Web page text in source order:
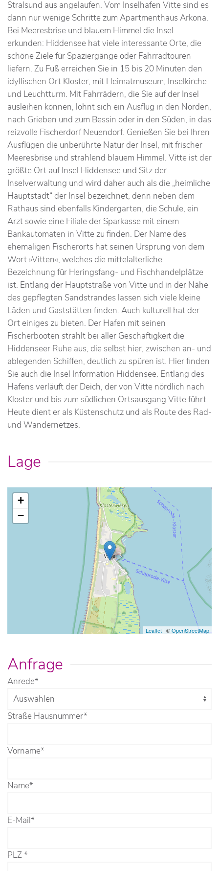
Stralsund aus angelaufen. Vom Inselhafen Vitte sind es
dann nur wenige Schritte zum Apartmenthaus Arkona.
Bei Meeresbrise und blauem Himmel die Insel
erkunden: Hiddensee hat viele interessante Orte, die
schöne Ziele für Spaziergänge oder Fahrradtouren
liefern. Zu Fuß erreichen Sie in 15 bis 20 Minuten den
idyllischen Ort Kloster, mit Heimatmuseum, Inselkirche
und Leuchtturm. Mit Fahrrädern, die Sie auf der Insel
ausleihen können, lohnt sich ein Ausflug in den Norden,
nach Grieben und zum Bessin oder in den Süden, in das
reizvolle Fischerdorf Neuendorf. Genießen Sie bei Ihren
Ausflügen die unberührte Natur der Insel, mit frischer
Meeresbrise und strahlend blauem Himmel. Vitte ist der
größte Ort auf Insel Hiddensee und Sitz der
Inselverwaltung und wird daher auch als die „heimliche
Hauptstadt“ der Insel bezeichnet, denn neben dem
Rathaus sind ebenfalls Kindergarten, die Schule, ein
Arzt sowie eine Filiale der Sparkasse mit einem
Bankautomaten in Vitte zu finden. Der Name des
ehemaligen Fischerorts hat seinen Ursprung von dem
Wort »Vitten«, welches die mittelalterliche
Bezeichnung für Heringsfang- und Fischhandelplätze
ist. Entlang der Hauptstraße von Vitte und in der Nähe
des gepflegten Sandstrandes lassen sich viele kleine
Läden und Gaststätten finden. Auch kulturell hat der
Ort einiges zu bieten. Der Hafen mit seinen
Fischerbooten strahlt bei aller Geschäftigkeit die
Hiddenseer Ruhe aus, die selbst hier, zwischen an- und
ablegenden Schiffen, deutlich zu spüren ist. Hier finden
Sie auch die Insel Information Hiddensee. Entlang des
Hafens verläuft der Deich, der von Vitte nördlich nach
Kloster und bis zum südlichen Ortsausgang Vitte führt.
Heute dient er als Küstenschutz und als Route des Rad-
und Wandernetzes.
Lage
+
−
Leaflet | ©OpenStreetMap
Anfrage
Anrede*
Straße Hausnummer*
Vorname*
Name*
E-Mail*
PLZ*